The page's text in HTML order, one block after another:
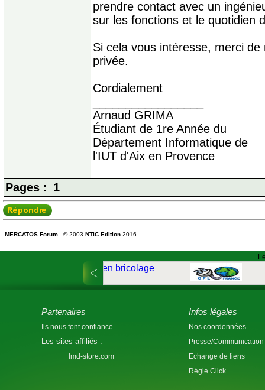
prendre contact avec un
sur les fonctions et le quotidien
Si cela vous intéresse, merci
privée.
Cordialement
Arnaud GRIMA
Étudiant de 1re Année du
Département Informatique de
l'IUT d'Aix en Provence
Pages : 1
MERCATOS Forum - © 2003 NTIC Edition-2016
Partenaires
Ils nous font confiance
Les sites affiliés :
lmd-store.com
Infos légales
Nos coordonnées
Presse/Communication
Echange de liens
Régie Click